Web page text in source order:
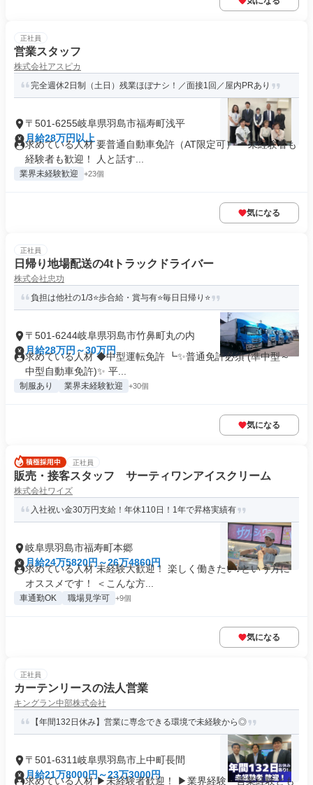
正社員
営業スタッフ
株式会社アスピカ
完全週休2日制（土日）残業ほぼナシ！／面接1回／屋内PRあり
〒501-6255岐阜県羽島市福寿町浅平
月給28万円以上
求めている人材 要普通自動車免許（AT限定可） ＊未経験者も
経験者も歓迎！ 人と話す...
業界未経験歓迎 +23個
気になる
正社員
日帰り地場配送の4tトラックドライバー
株式会社忠功
負担は他社の1/3⭐歩合給・賞与有⭐毎日日帰り⭐️
〒501-6244岐阜県羽島市竹鼻町丸の内
月給28万円～30万円
求めている人材 ◆中型運転免許 ┗✨普通免許必須 (準中型～
中型自動車免許)✨ 平...
制服あり 業界未経験歓迎 +30個
気になる
正社員
販売・接客スタッフ サーティワンアイスクリーム
株式会社ワイズ
入社祝い金30万円支給！年休110日！1年で昇格実績有
岐阜県羽島市福寿町本郷
月給24万5820円～26万4860円
求めている人材 未経験大歓迎！ 楽しく働きたい♪という方に
オススメです！ ＜こんな方...
車通勤OK 職場見学可 +9個
気になる
正社員
カーテンリースの法人営業
キングラン中部株式会社
【年間132日休み】営業に専念できる環境で未経験から◎
〒501-6311岐阜県羽島市上中町長間
月給21万8000円～23万3000円
求めている人材 ▶未経験者歓迎！ ▶業界経験・営業経験とも